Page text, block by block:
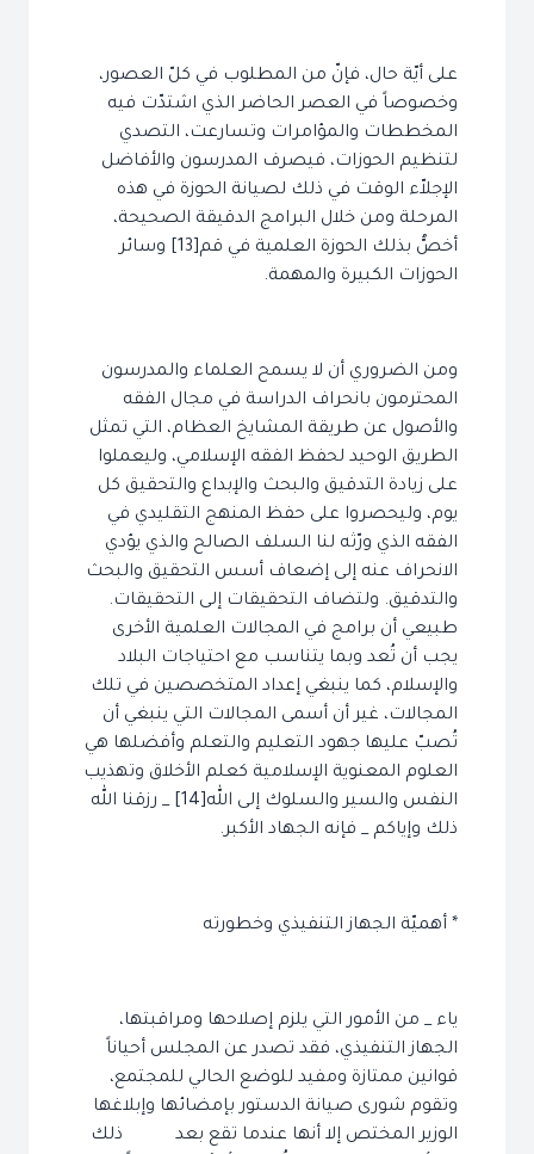
على أيّة حال، فإنّ من المطلوب في كلّ العصور،
وخصوصاً في العصر الحاضر الذي اشتدّت فيه
المخططات والمؤامرات وتسارعت، التصدي
لتنظيم الحوزات، فيصرف المدرسون والأفاضل
الإجلاّء الوقت في ذلك لصيانة الحوزة في هذه
المرحلة ومن خلال البرامج الدقيقة الصحيحة،
أخصُّ بذلك الحوزة العلمية في قم[13] وسائر
الحوزات الكبيرة والمهمة.
ومن الضروري أن لا يسمح العلماء والمدرسون
المحترمون بانحراف الدراسة في مجال الفقه
والأصول عن طريقة المشايخ العظام، التي تمثل
الطريق الوحيد لحفظ الفقه الإسلامي، وليعملوا
على زيادة التدقيق والبحث والإبداع والتحقيق كل
يوم، وليحصروا على حفظ المنهج التقليدي في
الفقه الذي ورّثه لنا السلف الصالح والذي يؤدي
الانحراف عنه إلى إضعاف أسس التحقيق والبحث
والتدقيق. ولتضاف التحقيقات إلى التحقيقات.
طبيعي أن برامج في المجالات العلمية الأخرى
يجب أن تُعد وبما يتناسب مع احتياجات البلاد
والإسلام، كما ينبغي إعداد المتخصصين في تلك
المجالات، غير أن أسمى المجالات التي ينبغي أن
تُصبّ عليها جهود التعليم والتعلم وأفضلها هي
العلوم المعنوية الإسلامية كعلم الأخلاق وتهذيب
النفس والسير والسلوك إلى الله[14] _ رزقنا الله
ذلك وإياكم _ فإنه الجهاد الأكبر.
* أهميّة الجهاز التنفيذي وخطورته
ياء _ من الأمور التي يلزم إصلاحها ومراقبتها،
الجهاز التنفيذي، فقد تصدر عن المجلس أحياناً
قوانين ممتازة ومفيد للوضع الحالي للمجتمع،
وتقوم شورى صيانة الدستور بإمضائها وإبلاغها
الوزير المختص إلا أنها عندما تقع بعد ذلك